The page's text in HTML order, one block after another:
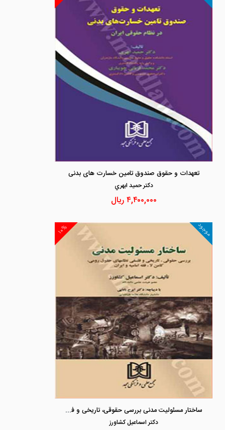
تعهدات و حقوق صندوق تامین خسارت های بدنی
دكتر حميد ابهري
۴,۴۰۰,۰۰۰ریال
۱۰% موجود
ساختار مسئولیت مدنی بررسی حقوقی، تاریخی و فلسفی نظامهای حقوق رومی، کامن لا، فقه امامیه و ایران
دكتر اسماعيل كشاورز